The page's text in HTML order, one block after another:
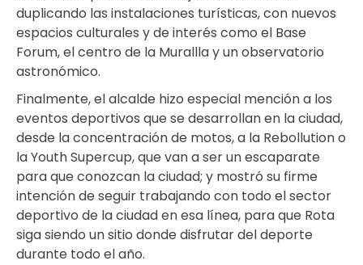
duplicando las instalaciones turísticas, con nuevos
espacios culturales y de interés como el Base
Forum, el centro de la Murallla y un observatorio
astronómico.
Finalmente, el alcalde hizo especial mención a los
eventos deportivos que se desarrollan en la ciudad,
desde la concentración de motos, a la Rebollution o
la Youth Supercup, que van a ser un escaparate
para que conozcan la ciudad; y mostró su firme
intención de seguir trabajando con todo el sector
deportivo de la ciudad en esa línea, para que Rota
siga siendo un sitio donde disfrutar del deporte
durante todo el año.